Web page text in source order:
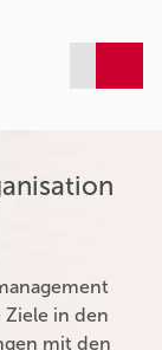
in den
mit den